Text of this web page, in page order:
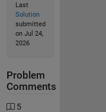
Last
Solution
submitted
on Jul 24,
2026
Problem
Comments
5